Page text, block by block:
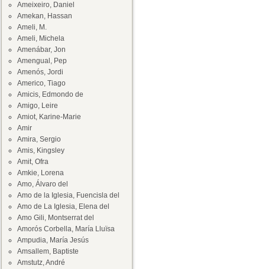
Ameixeiro, Daniel
Amekan, Hassan
Ameli, M.
Ameli, Michela
Amenábar, Jon
Amengual, Pep
Amenós, Jordi
Americo, Tiago
Amicis, Edmondo de
Amigo, Leire
Amiot, Karine-Marie
Amir
Amira, Sergio
Amis, Kingsley
Amit, Ofra
Amkie, Lorena
Amo, Álvaro del
Amo de la Iglesia, Fuencisla del
Amo de La Iglesia, Elena del
Amo Gili, Montserrat del
Amorós Corbella, María Lluïsa
Ampudia, María Jesús
Amsallem, Baptiste
Amstutz, André